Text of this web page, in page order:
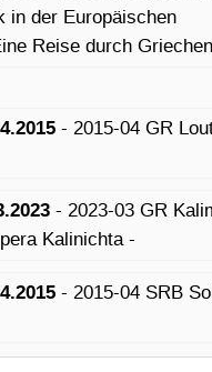
in der Europäischen
Reise durch
- 2015-04 GR
- 2023-03 GR
Kalinichta -
- 2015-04 SRB